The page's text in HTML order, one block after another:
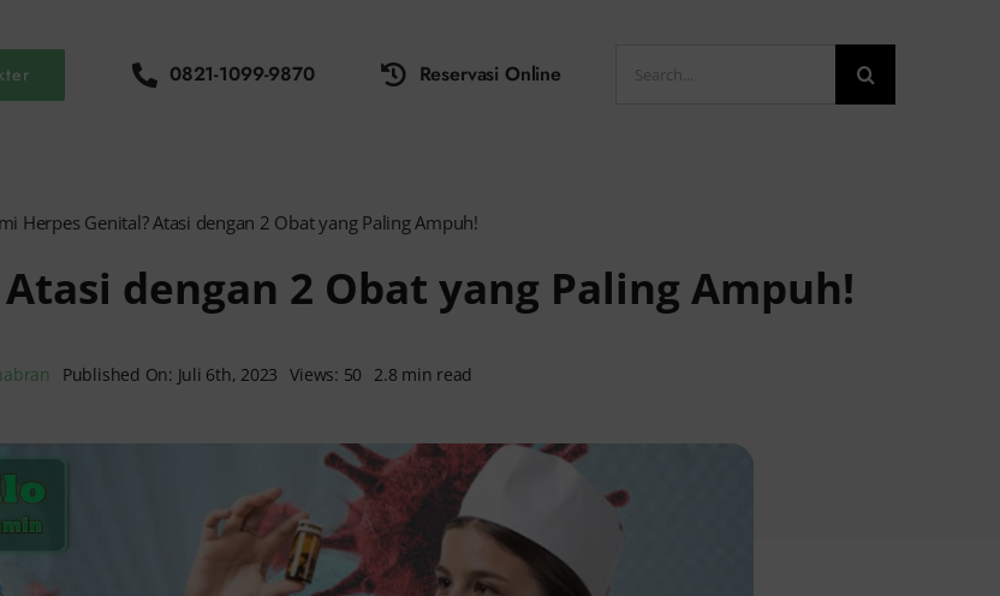
0821-1099-9870 Reservasi Online
for:
Herpes Genital? Atasi dengan 2 Obat yang Paling Ampuh!
dengan 2 Obat yang Paling Ampuh!
Published On: Juli 6th, 2023 Views: 50 2.8 min read